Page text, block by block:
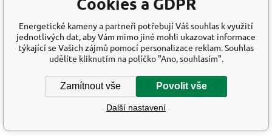
Energetické kameny a partneři potřebují Váš souhlas k využití
jednotlivých dat, aby Vám mimo jiné mohli ukazovat informace
týkající se Vašich zájmů pomocí personalizace reklam. Souhlas
udělíte kliknutím na políčko "Ano, souhlasím".
Zamítnout vše Povolit vše
Další nastavení